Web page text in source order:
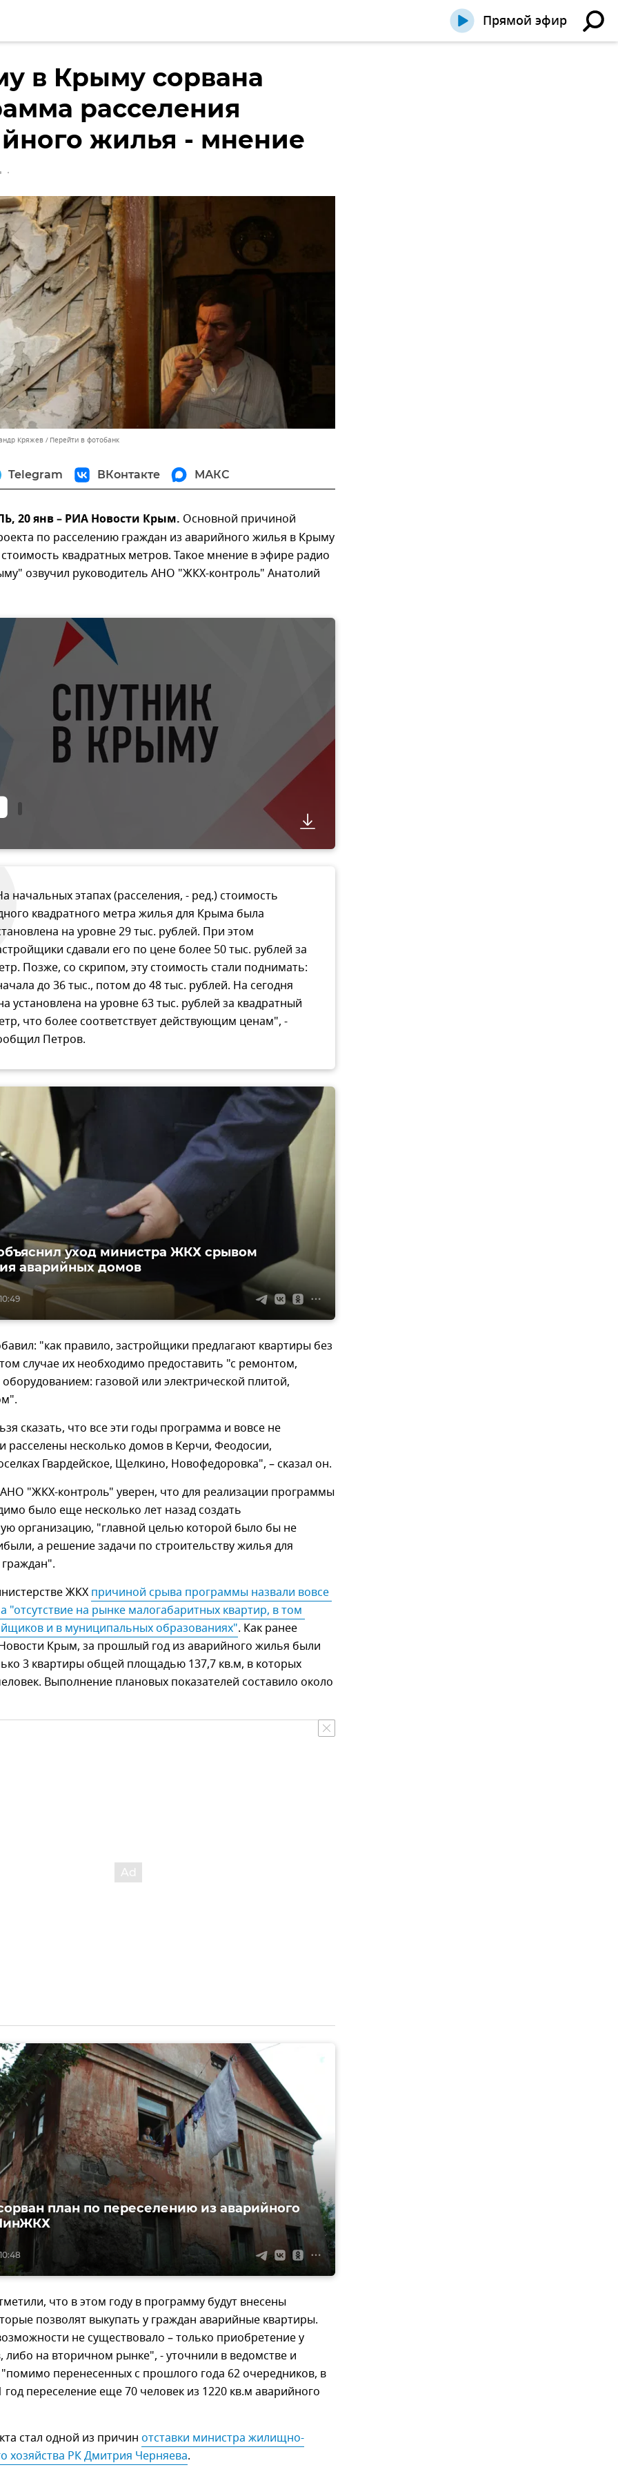
Прямой эфир
в Крыму сорвана
расселения
жилья - мнение
Кряжев Перейти в фотобанк
Telegram ВКонтакте МАКС
20 янв – РИА Новости Крым. Основной причиной
по расселению граждан из аварийного жилья в Крыму
квадратных метров. Такое мнение в эфире радио
озвучил руководитель АНО "ЖКХ-контроль" Анатолий
начальных этапах (расселения, - ред.) стоимость
квадратного метра жилья для Крыма была
на уровне 29 тыс. рублей. При этом
сдавали его по цене более 50 тыс. рублей за
Позже, со скрипом, эту стоимость стали поднимать:
до 36 тыс., потом до 48 тыс. рублей. На сегодня
установлена на уровне 63 тыс. рублей за квадратный
что более соответствует действующим ценам", -
Петров.
уход министра ЖКХ срывом
аварийных домов
"как правило, застройщики предлагают квартиры без
случае их необходимо предоставить "с ремонтом,
газовой или электрической плитой,
сказать, что все эти годы программа и вовсе не
расселены несколько домов в Керчи, Феодосии,
Гвардейское, Щелкино, Новофедоровка", – сказал он.
"ЖКХ-контроль" уверен, что для реализации программы
было еще несколько лет назад создать
организацию, "главной целью которой было бы не
а решение задачи по строительству жилья для
ЖКХ причиной срыва программы назвали вовсе
"отсутствие на рынке малогабаритных квартир, в том
и в муниципальных образованиях". Как ранее
Крым, за прошлый год из аварийного жилья были
3 квартиры общей площадью 137,7 кв.м, в которых
Выполнение плановых показателей составило около
план по переселению из аварийного
что в этом году в программу будут внесены
позволят выкупать у граждан аварийные квартиры.
не существовало – только приобретение у
либо на вторичном рынке", - уточнили в ведомстве и
перенесенных с прошлого года 62 очередников, в
год переселение еще 70 человек из 1220 кв.м аварийного
стал одной из причин отставки министра жилищно-
хозяйства РК Дмитрия Черняева.